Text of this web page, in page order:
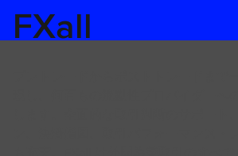
FXall